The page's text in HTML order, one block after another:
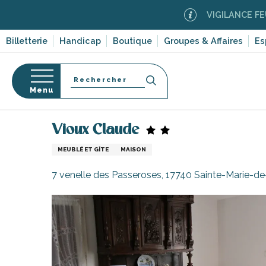
contenu
Billetterie Handicap Boutique Groupes & Affaires
VIGILANCE FEUX DE
Menu
Recherche
Accueil
Vioux Claude
MEUBLÉ ET GÎTE MAISON
7 venelle des Passeroses, 17740 Sainte-Marie-